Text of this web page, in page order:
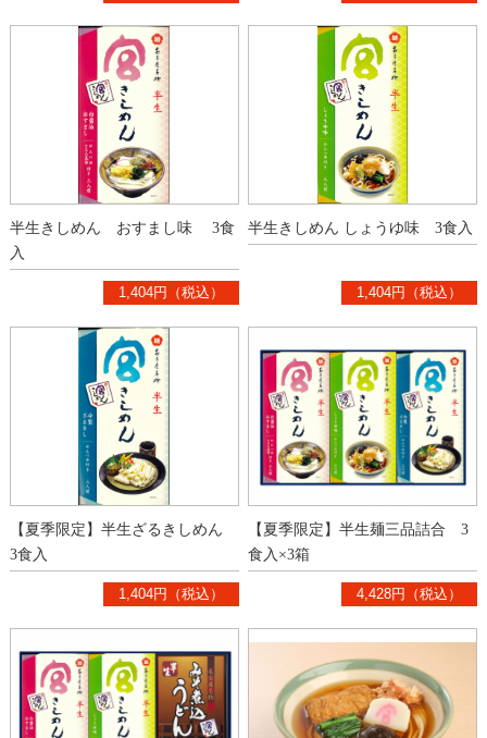
半生きしめん おすまし味 3食
入
1,404円（税込）
半生きしめん しょうゆ味 3食入
1,404円（税込）
【夏季限定】半生ざるきしめん
3食入
1,404円（税込）
【夏季限定】半生麺三品詰合 3
食入×3箱
4,428円（税込）